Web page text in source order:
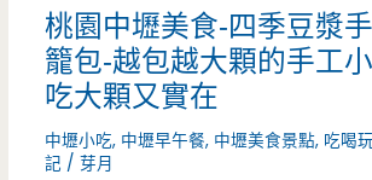
瓜
汁
以
小
館-
低
調
桃園中壢美食-四季豆漿
籠包-越包越大顆的手工
吃大顆又實在
中壢小吃, 中壢早午餐, 中壢美食景點, 吃喝
記 /芽月